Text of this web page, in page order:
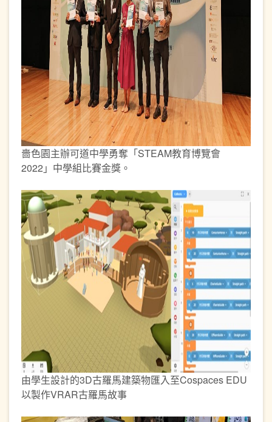
嗇色園主辦可道中學勇奪「STEAM教育博覽會
2022」中學組比賽金獎。
由學生設計的3D古羅馬建築物匯入至Cospaces EDU
以製作VRAR古羅馬故事